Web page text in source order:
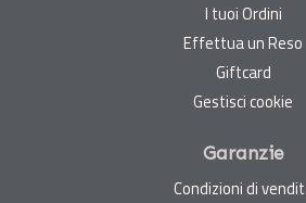
I tuoi Ordini
Effettua un Reso
Giftcard
Gestisci cookie
Garanzie
Condizioni di